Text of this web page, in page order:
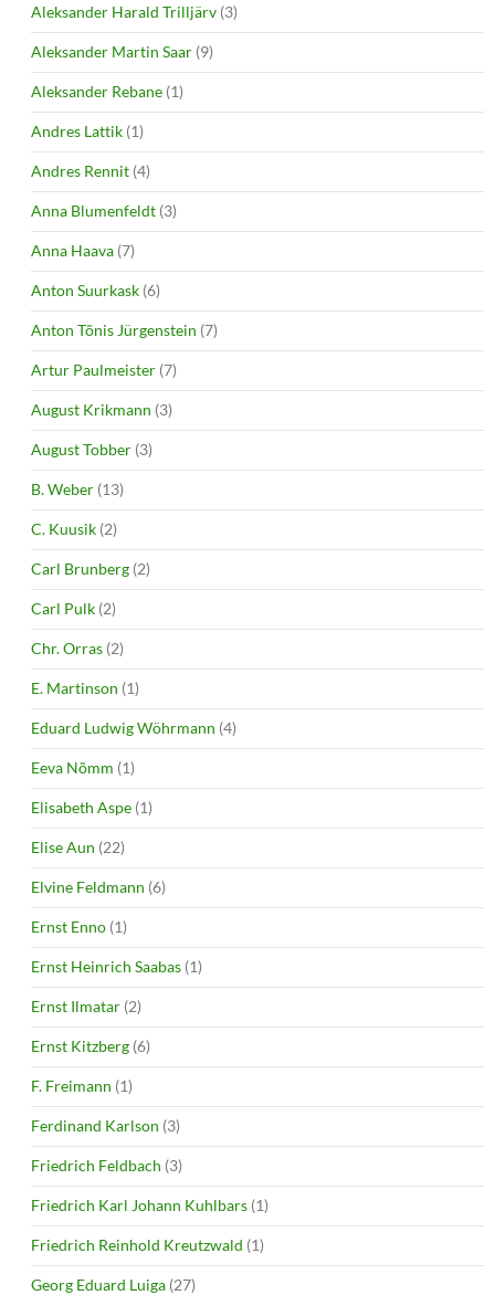
Aleksander Harald Trilljärv (3)
Aleksander Martin Saar (9)
Aleksander Rebane (1)
Andres Lattik (1)
Andres Rennit (4)
Anna Blumenfeldt (3)
Anna Haava (7)
Anton Suurkask (6)
Anton Tõnis Jürgenstein (7)
Artur Paulmeister (7)
August Krikmann (3)
August Tobber (3)
B. Weber (13)
C. Kuusik (2)
Carl Brunberg (2)
Carl Pulk (2)
Chr. Orras (2)
E. Martinson (1)
Eduard Ludwig Wöhrmann (4)
Eeva Nõmm (1)
Elisabeth Aspe (1)
Elise Aun (22)
Elvine Feldmann (6)
Ernst Enno (1)
Ernst Heinrich Saabas (1)
Ernst Ilmatar (2)
Ernst Kitzberg (6)
F. Freimann (1)
Ferdinand Karlson (3)
Friedrich Feldbach (3)
Friedrich Karl Johann Kuhlbars (1)
Friedrich Reinhold Kreutzwald (1)
Georg Eduard Luiga (27)